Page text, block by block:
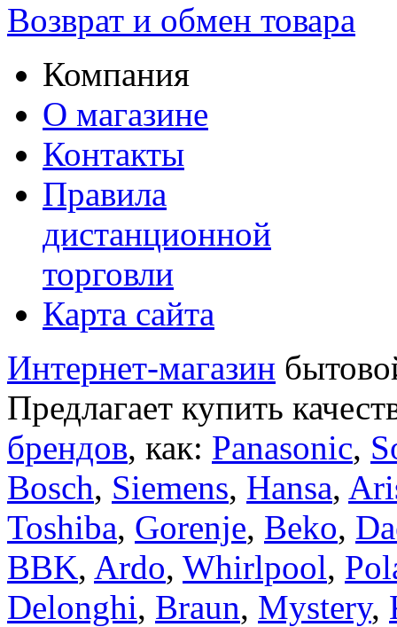
Возврат и обмен товара
Компания
О магазине
Контакты
Правила
дистанционной
торговли
Карта сайта
Интернет-магазин
Предлагает купить
брендов, как: Panasonic,
Bosch, Siemens, Hansa,
Toshiba, Gorenje, Beko,
BBK, Ardo, Whirlpool,
Delonghi, Braun, Mystery,